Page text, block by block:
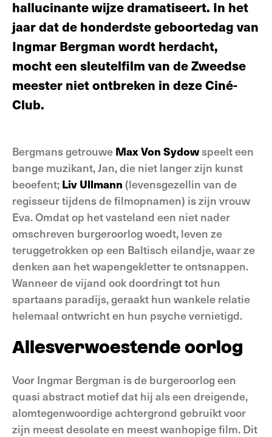
hallucinante wijze dramatiseert. In het
jaar dat de honderdste geboortedag van
Ingmar Bergman wordt herdacht,
mocht een sleutelfilm van de Zweedse
meester niet ontbreken in deze Ciné-
Club.
Bergmans getrouwe Max Von Sydowspeelt een
bange muzikant, Jan, die niet langer zijn kunst
beoefent; Liv Ullmann (levensgezellin van de
regisseur tijdens de filmopnamen) is zijn vrouw
Eva. Omdat op het vasteland een niet nader
omschreven burgeroorlog woedt, leven ze
teruggetrokken op een Baltisch eilandje, waar ze
denken aan het wapengekletter te ontsnappen.
Wanneer de vijand ook doordringt tot hun
spartaans paradijs, geraakt hun wankele relatie
helemaal ontwricht en hun psyche vernietigd.
Allesverwoestende oorlog
Voor Ingmar Bergman is de burgeroorlog een
quasi abstract motief dat hij als een dreigende,
alomtegenwoordige achtergrond gebruikt voor
zijn meest desolate en meest wanhopige film. Dit